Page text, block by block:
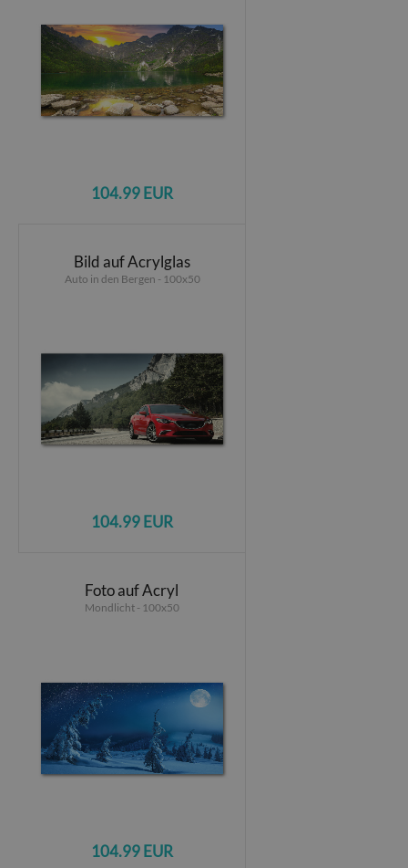
104.99 EUR
Bild auf Acrylglas
Auto in den Bergen - 100x50
104.99 EUR
Foto auf Acryl
Mondlicht - 100x50
104.99 EUR